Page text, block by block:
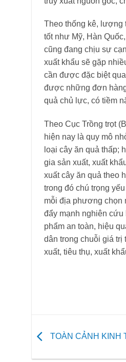
Theo thống kê, lượng
tốt như Mỹ, Hàn
cũng đang chịu sự
xuất khẩu sẽ gặp
cần được đặc biệt
được những đơn
quả chủ lực, có tiềm
Theo Cục Trồng trọt
hiện nay là quy mô
loại cây ăn quả thấp;
gia sản xuất, xuất
xuất cây ăn quả theo
trong đó chú trọng
mỗi địa phương chọn
đẩy mạnh nghiên cứu
phẩm an toàn, hiệu
dân trong chuỗi giá trị
xuất, tiêu thụ, xuất
TOÀN CẢNH KINH